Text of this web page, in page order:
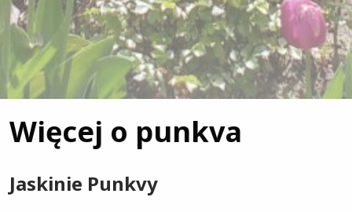
Więcej o punkva
Jaskinie Punkvy